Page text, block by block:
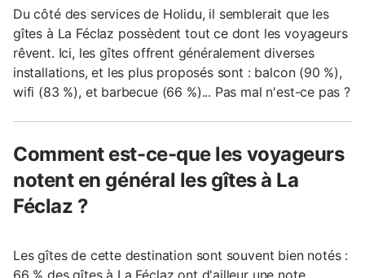
Du côté des services de Holidu, il semblerait que les
gîtes à La Féclaz possèdent tout ce dont les voyageurs
rêvent. Ici, les gîtes offrent généralement diverses
installations, et les plus proposés sont : balcon (90 %),
wifi (83 %), et barbecue (66 %)... Pas mal n'est-ce pas ?
Comment est-ce-que les voyageurs
notent en général les gîtes à La
Féclaz ?
Les gîtes de cette destination sont souvent bien notés :